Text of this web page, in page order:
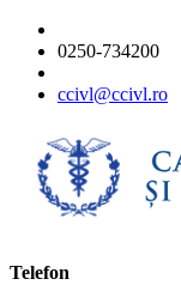
0250-734200
ccivl@ccivl.ro
Telefon